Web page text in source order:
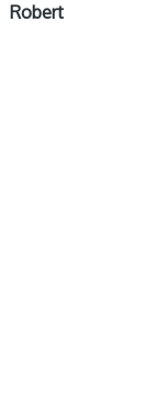
Robert